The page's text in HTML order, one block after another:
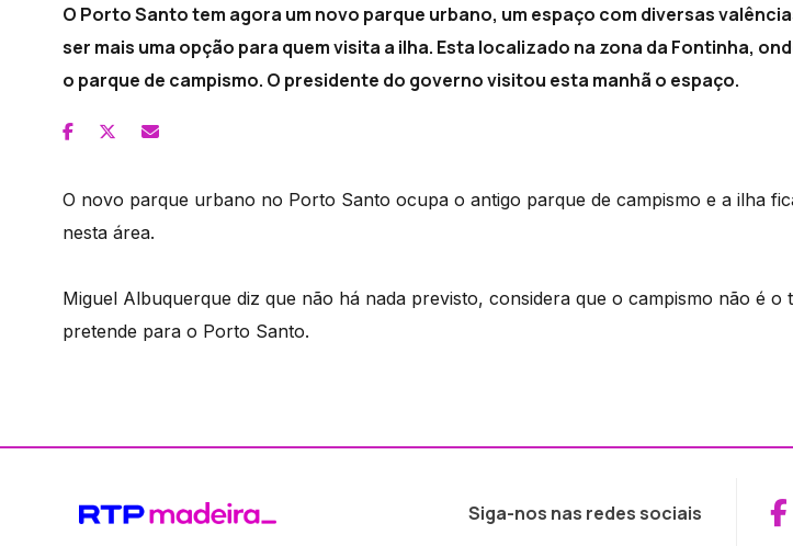
O Porto Santo tem agora um novo parque urbano, um espaço com diversas
ser mais uma opção para quem visita a ilha. Esta localizado na zona da Fontinha,
o parque de campismo. O presidente do governo visitou esta manhã o espaço.
O novo parque urbano no Porto Santo ocupa o antigo parque de campismo e a ilha
nesta área.
Miguel Albuquerque diz que não há nada previsto, considera que o campismo não é o
pretende para o Porto Santo.
Siga-nos nas redes sociais